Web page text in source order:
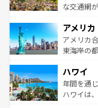
を参照し
戦など、
ンツ一覧
な交通網
の建物が
博物館も
ことがで
ば市内交通
着のスイ
アメリカ
アメリカ
東海岸の
のような
ンメント
西部には
ハワイ
年間を通
ハワイは